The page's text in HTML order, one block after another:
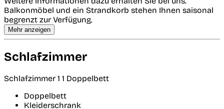
Balkonmöbel und ein Strandkorb stehen Ihnen saisonal
begrenzt zur Verfügung.
Mehr anzeigen
Schlafzimmer
Schlafzimmer 1 1 Doppelbett
Doppelbett
Kleiderschrank